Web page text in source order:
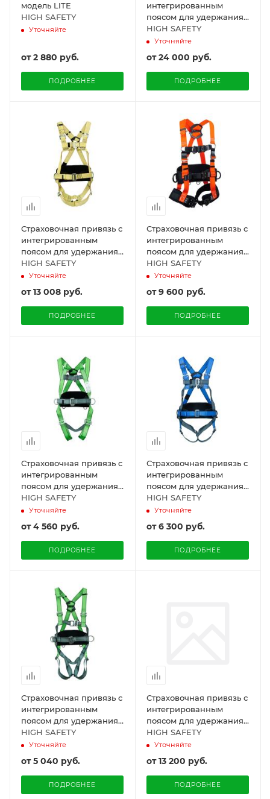
модель LITE
HIGH SAFETY
Уточняйте
от2 880 руб.
ПОДРОБНЕЕ
интегрированным
поясом для удержания
и позиционирования,
модель KOSMOS
HIGH SAFETY
Уточняйте
от24 000 руб.
ПОДРОБНЕЕ
Страховочная привязь с
интегрированным
поясом для удержания
и позиционирования,
модель FENIKS
HIGH SAFETY
Уточняйте
от13 008 руб.
ПОДРОБНЕЕ
Страховочная привязь с
интегрированным
поясом для удержания
и позиционирования и
элементом крепления
для эвакуации, модель
BAZIS
HIGH SAFETY
Уточняйте
от9 600 руб.
ПОДРОБНЕЕ
Страховочная привязь с
интегрированным
поясом для удержания
и позиционирования,
модель LITE
HIGH SAFETY
Уточняйте
от4 560 руб.
ПОДРОБНЕЕ
Страховочная привязь с
интегрированным
поясом для удержания
и позиционирования,
модель BAZIS
HIGH SAFETY
Уточняйте
от6 300 руб.
ПОДРОБНЕЕ
Страховочная привязь с
интегрированным
поясом для удержания
и позиционирования,
модель LITE HS-06
HIGH SAFETY
Уточняйте
от5 040 руб.
ПОДРОБНЕЕ
Страховочная привязь с
интегрированным
поясом для удержания
и позиционирования,
модель LITE
(огнеупорная)
HIGH SAFETY
Уточняйте
от13 200 руб.
ПОДРОБНЕЕ